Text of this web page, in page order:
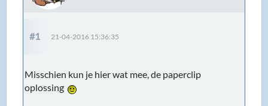
#1 21-04-2016 15:36:35
Misschien kun je hier wat mee, de paperclip
oplossing